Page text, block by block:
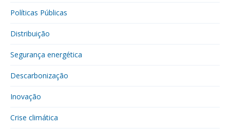
Políticas Públicas
Distribuição
Segurança energética
Descarbonização
Inovação
Crise climática